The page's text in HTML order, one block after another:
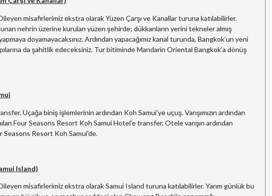
misafirlerimiz ekstra olarak Yüzen Çarşı ve Kanallar turuna katılabilirler.
nehrin üzerine kurulan yüzen şehirde; dükkanların yerini tekneler almış
doyamayacaksınız. Ardından yapacağımız kanal turunda, Bangkok’un yeni
da şahitlik edeceksiniz. Tur bitiminde Mandarin Oriental Bangkok’a dönüş
Uçağa biniş işlemlerinin ardından Koh Samui’ye uçuş. Varışımızın ardından
Four Seasons Resort Koh Samui Hotel’e transfer. Otele varışın ardından
Seasons Resort Koh Samui’de.
Island)
misafirlerimiz ekstra olarak Samui Island turuna katılabilirler. Yarım günlük bu